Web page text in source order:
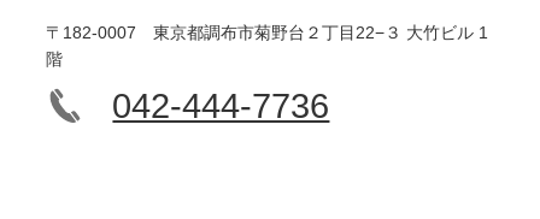
〒182-0007 東京都調布市菊野台２丁目22−３ 大竹ビル 1
階
042-444-7736